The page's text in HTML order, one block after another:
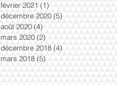
février 2021 (1)
décembre 2020 (5)
août 2020 (4)
mars 2020 (2)
décembre 2018 (4)
mars 2018 (5)